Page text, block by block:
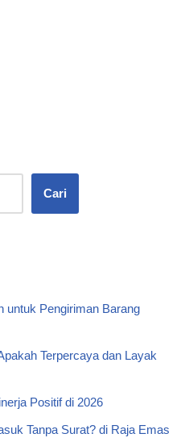
Cari
untuk Pengiriman Barang
Terpercaya dan Layak
Positif di 2026
Tanpa Surat? di Raja Emas